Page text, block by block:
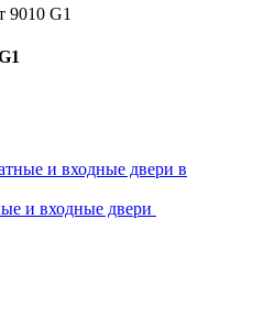
и входные двери